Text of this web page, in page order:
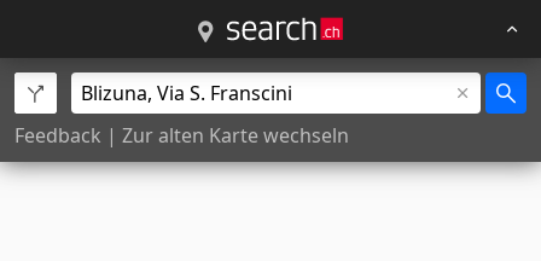
Feedback | Zur alten Karte wechseln